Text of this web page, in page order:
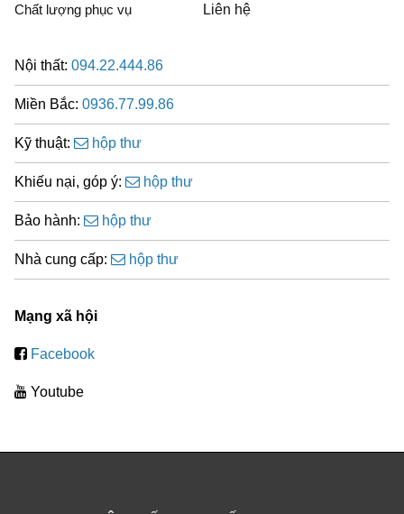
Chất lượng phục vụ Liên hệ
Nội thất: 094.22.444.86
Miền Bắc: 0936.77.99.86
Kỹ thuật: hộp thư
Khiếu nại, góp ý: hộp thư
Bảo hành: hộp thư
Nhà cung cấp: hộp thư
Mạng xã hội
Facebook
Youtube